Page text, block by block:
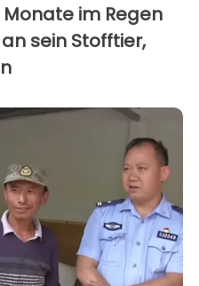
im Regen
sein Stofftier,